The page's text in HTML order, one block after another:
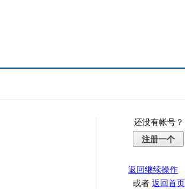
还没有帐号？
注册一个
返回继续操作
或者返回首页